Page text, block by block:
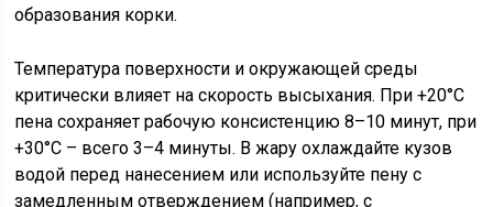
образования корки.
Температура поверхности и окружающей среды
критически влияет на скорость высыхания. При +20°C
пена сохраняет рабочую консистенцию 8–10 минут, при
+30°C – всего 3–4 минуты. В жару охлаждайте кузов
водой перед нанесением или используйте пену с
замедленным отверждением (например, с